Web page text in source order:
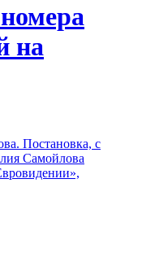
на
Постановка, с
Самойлова